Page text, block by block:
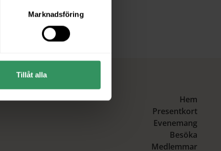
Marknadsföring
Tillåt alla
Hem
Presentkort
Evenemang
Besöka
Medlemmar